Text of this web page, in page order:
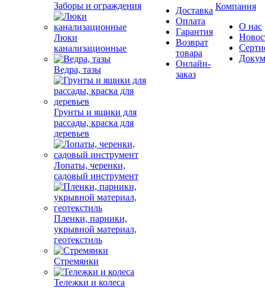
Заборы и ограждения
Люки
канализационные
Ведра, тазы
Грунты и ящики для
рассады, краска для
деревьев
Лопаты, черенки,
садовый инструмент
Пленки, парники,
укрывной материал,
геотекстиль
Стремянки
Тележки и колеса
Доставка
Оплата
Гарантия
Возврат
товара
Онлайн-
заказ
Компания
О нас